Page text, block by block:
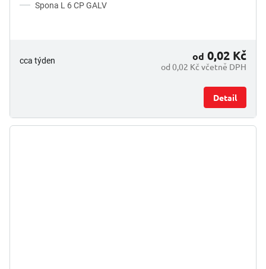
Spona L 6 CP GALV
cca týden
od 0,02 Kč včetně DPH
od 0,02 Kč
Detail